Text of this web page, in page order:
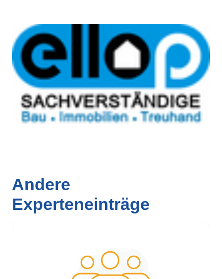
Andere
Experteneinträge